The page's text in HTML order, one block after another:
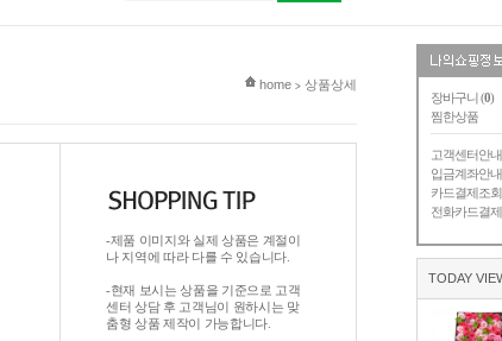
장바구니 (0)
찜한상품
고객센터안내
입금계좌안내
카드결제조회
전화카드결제
TODAY
현재 위치
home > 상품상세
-제품 이미지와 실제 상품은 계절이
나 지역에 따라 다를 수 있습니다.
-현재 보시는 상품을 기준으로 고객
센터 상담 후 고객님이 원하시는 맞
춤형 상품 제작이 가능합니다.